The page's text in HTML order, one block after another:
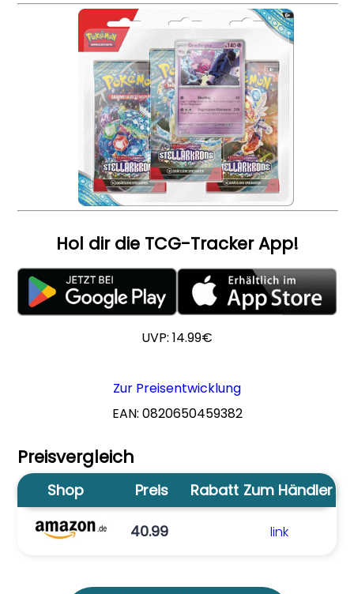
Hol dir die TCG-Tracker App!
UVP: 14.99€
Zur Preisentwicklung
EAN: 0820650459382
Preisvergleich
Shop Preis Rabatt Zum Händler
40.99 link